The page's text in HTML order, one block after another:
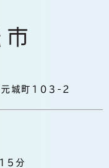
城町103-2
分